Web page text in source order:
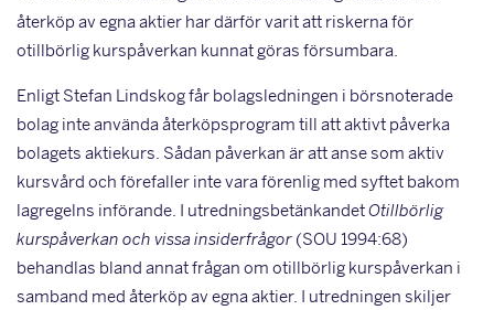
återköp av egna aktier har därför varit att riskerna för
otillbörlig kurspåver­kan kunnat göras försumbara.
Enligt Stefan Lindskog får bolagsledningen i börsnoterade
bolag inte använda återköpspro­gram till att aktivt påverka
bolagets aktiekurs. Sådan påverkan är att anse som aktiv
kursvård och förefaller inte vara förenlig med syftet bakom
lagregelns införande. I utredningsbetän­kandetOtillbörlig
kurspåverkan och vissa insiderfrågor (SOU 1994:68)
behandlas bland annat frågan om otillbörlig kurspåverkan i
samband med återköp av egna aktier. I utredningen skiljer